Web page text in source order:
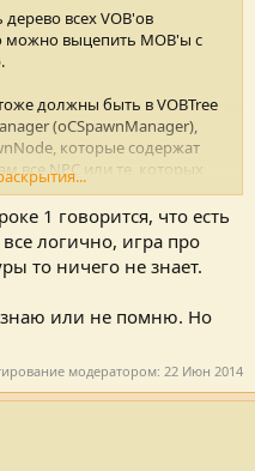
всех VOB'ов
можно выцепить MOB'ы с
должны быть в VOBTree
(oCSpawnManager),
которые содержат
все NPC или те, которых
есть кое-какие готовые
быть, если списки нужно
можно, но нужно копать
Дедалус его
Можно создать свой класс, в
oCNpc + свои поля,
для NPC, неужели
1 говорится, что есть
логично, игра про
то ничего не знает.
знаю или не помню. Но
модератором: 22 Июн 2014